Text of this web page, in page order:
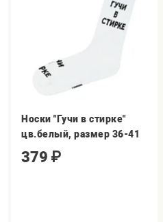
Носки "Гучи в стирке"
цв.белый, размер 36-41
379 ₽